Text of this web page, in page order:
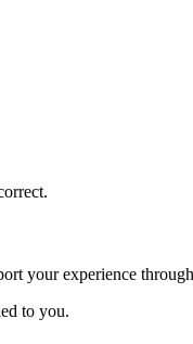
your experience
to you.